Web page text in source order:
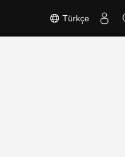
Türkçe